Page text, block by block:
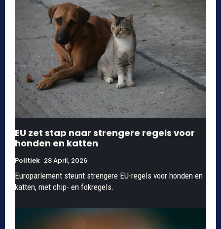
EU zet stap naar strengere regels voor
honden en katten
Politiek 28 April, 2026
Europarlement steunt strengere EU-regels voor honden en
katten, met chip- en fokregels.